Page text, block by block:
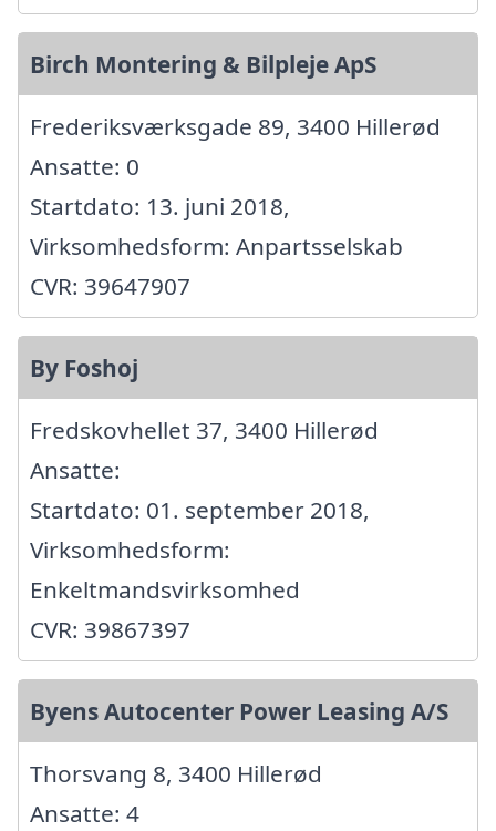
Birch Montering & Bilpleje ApS
Frederiksværksgade 89, 3400 Hillerød
Ansatte: 0
Startdato: 13. juni 2018,
Virksomhedsform: Anpartsselskab
CVR: 39647907
By Foshoj
Fredskovhellet 37, 3400 Hillerød
Ansatte:
Startdato: 01. september 2018,
Virksomhedsform:
Enkeltmandsvirksomhed
CVR: 39867397
Byens Autocenter Power Leasing A/S
Thorsvang 8, 3400 Hillerød
Ansatte: 4